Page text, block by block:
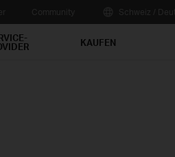
KAUFEN